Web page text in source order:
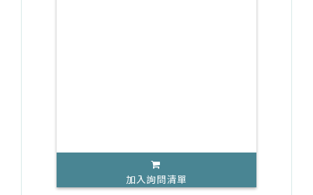
加入詢問清單